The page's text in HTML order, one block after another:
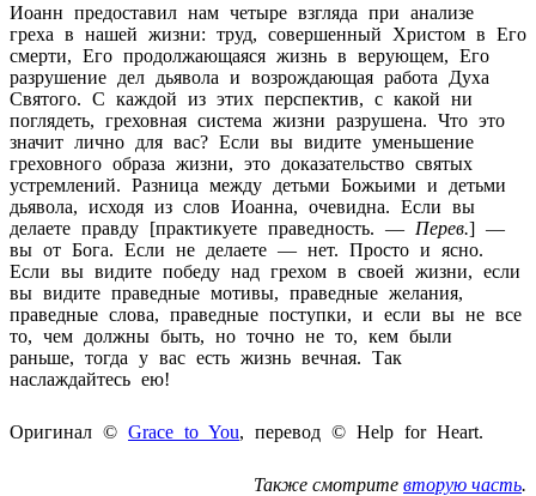
Иоанн предоставил нам четыре взгляда при анализе
греха в нашей жизни: труд, совершенный Христом в Его
смерти, Его продолжающаяся жизнь в верующем, Его
разрушение дел дьявола и возрождающая работа Духа
Святого. С каждой из этих перспектив, с какой ни
поглядеть, греховная система жизни разрушена. Что это
значит лично для вас? Если вы видите уменьшение
греховного образа жизни, это доказательство святых
устремлений. Разница между детьми Божьими и детьми
дьявола, исходя из слов Иоанна, очевидна. Если вы
делаете правду [практикуете праведность. — Перев.] —
вы от Бога. Если не делаете — нет. Просто и ясно.
Если вы видите победу над грехом в своей жизни, если
вы видите праведные мотивы, праведные желания,
праведные слова, праведные поступки, и если вы не все
то, чем должны быть, но точно не то, кем были
раньше, тогда у вас есть жизнь вечная. Так
наслаждайтесь ею!
Оригинал © Grace to You, перевод © Help for Heart.
Также смотрите вторую часть.